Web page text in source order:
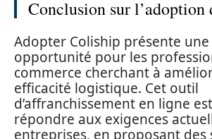
Conclusion sur
Adopter Coliship présente
opportunité pour les
commerce cherchant à
efficacité logistique. Cet outil
d’affranchissement en ligne
répondre aux exigences
entreprises, en proposant des